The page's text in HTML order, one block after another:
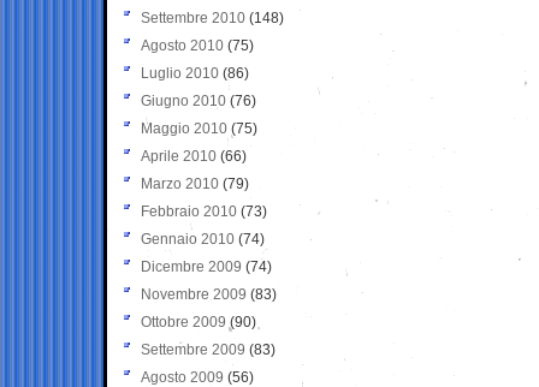
Settembre 2010 (148)
Agosto 2010 (75)
Luglio 2010 (86)
Giugno 2010 (76)
Maggio 2010 (75)
Aprile 2010 (66)
Marzo 2010 (79)
Febbraio 2010 (73)
Gennaio 2010 (74)
Dicembre 2009 (74)
Novembre 2009 (83)
Ottobre 2009 (90)
Settembre 2009 (83)
Agosto 2009 (56)